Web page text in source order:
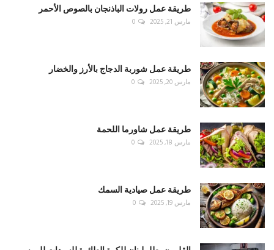
طريقة عمل رولات الباذنجان بالصوص الأحمر
مارس 21, 2025 0
طريقة عمل شوربة الدجاج بالأرز والخضار
مارس 20, 2025 0
طريقة عمل شاورما اللحمة
مارس 18, 2025 0
طريقة عمل صيادية السمك
مارس 19, 2025 0